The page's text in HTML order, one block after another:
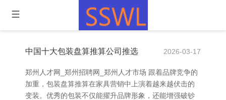
中国十大包装盘算推算公司推选 2026-03-17
郑州人才网_郑州招聘网_郑州人才市场 跟着品牌竞争的
加重，包装盘算推算在家具营销中上演着越来越伏击的
变装。优秀的包装不仅能擢升品牌形象，还能增强破钞